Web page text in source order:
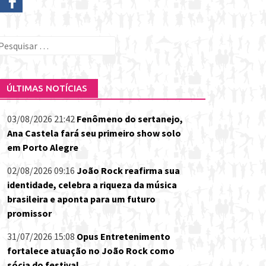
ÚLTIMAS NOTÍCIAS
03/08/2026 21:42 Fenômeno do sertanejo,
Ana Castela fará seu primeiro show solo
em Porto Alegre
02/08/2026 09:16 João Rock reafirma sua
identidade, celebra a riqueza da música
brasileira e aponta para um futuro
promissor
31/07/2026 15:08 Opus Entretenimento
fortalece atuação no João Rock como